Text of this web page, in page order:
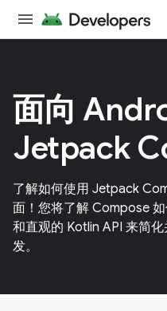
面向
Jetpack
了解如何使用 Jetpack
面！您将了解 Compose
和直观的 Kotlin API 来简
发。